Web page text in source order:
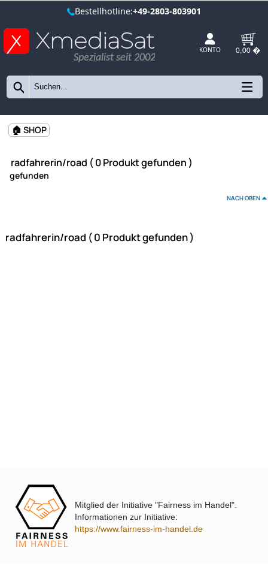
Bestellhotline:+49-2803-803901
Spezialist seit 2002
radfahrerin/road ( 0 Produkt gefunden )
Mitglied der Initiative "Fairness im Handel".
Informationen zur Initiative:
https://www.fairness-im-handel.de
AGB
Kontakt
Service
Preisliste
Versandkosten